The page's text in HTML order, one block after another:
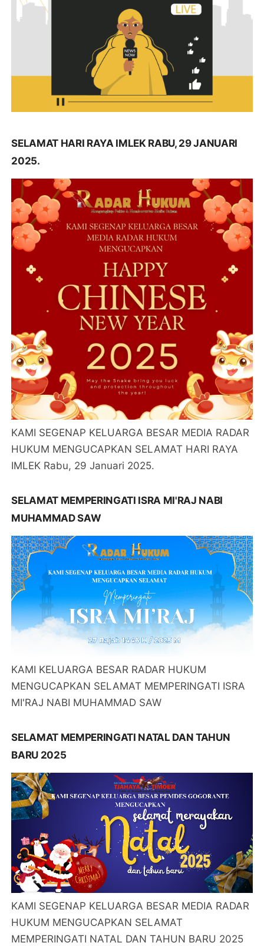
SELAMAT HARI RAYA IMLEK RABU, 29 JANUARI
2025.
KAMI SEGENAP KELUARGA BESAR MEDIA RADAR
HUKUM MENGUCAPKAN SELAMAT HARI RAYA
IMLEK Rabu, 29 Januari 2025.
SELAMAT MEMPERINGATI ISRA MI'RAJ NABI
MUHAMMAD SAW
KAMI KELUARGA BESAR RADAR HUKUM
MENGUCAPKAN SELAMAT MEMPERINGATI ISRA
MI'RAJ NABI MUHAMMAD SAW
SELAMAT MEMPERINGATI NATAL DAN TAHUN
BARU 2025
KAMI SEGENAP KELUARGA BESAR MEDIA RADAR
HUKUM MENGUCAPKAN SELAMAT
MEMPERINGATI NATAL DAN TAHUN BARU 2025